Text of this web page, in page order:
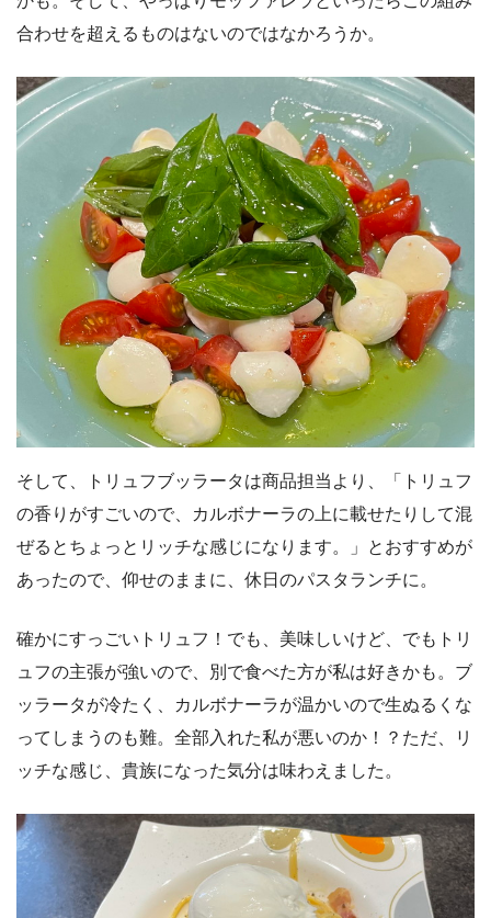
合わせを超えるものはないのではなかろうか。
そして、トリュフブッラータは商品担当より、「トリュフ
の香りがすごいので、カルボナーラの上に載せたりして混
ぜるとちょっとリッチな感じになります。」とおすすめが
あったので、仰せのままに、休日のパスタランチに。
確かにすっごいトリュフ！でも、美味しいけど、でもトリ
ュフの主張が強いので、別で食べた方が私は好きかも。ブ
ッラータが冷たく、カルボナーラが温かいので生ぬるくな
ってしまうのも難。全部入れた私が悪いのか！？ただ、リ
ッチな感じ、貴族になった気分は味わえました。